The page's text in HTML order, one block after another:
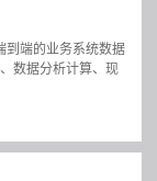
到端的业务系统数据
数据分析计算、现